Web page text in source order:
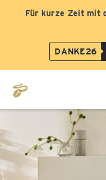
Für kurze Zeit mit
DANKE26